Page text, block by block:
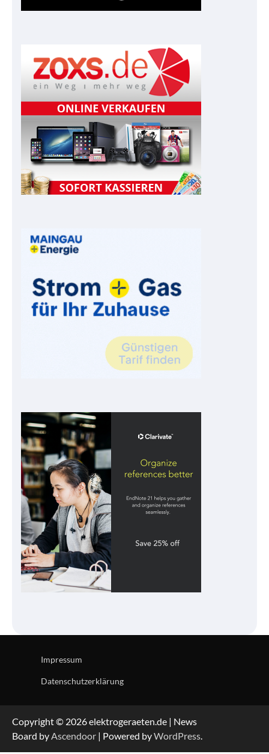
Impressum
Datenschutzerklärung
Copyright © 2026 elektrogeraeten.de | News
Board byAscendoor | Powered byWordPress.